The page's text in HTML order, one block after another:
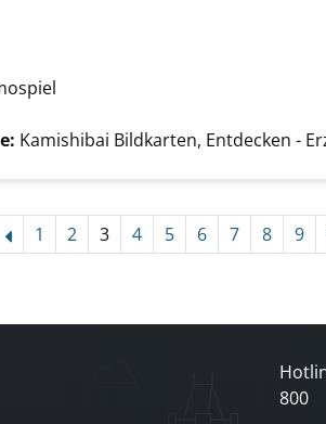
anzeigen
Kamishibai Bildkarten, Entdecken -
1 2 3 4 5 6 7 8 9
800